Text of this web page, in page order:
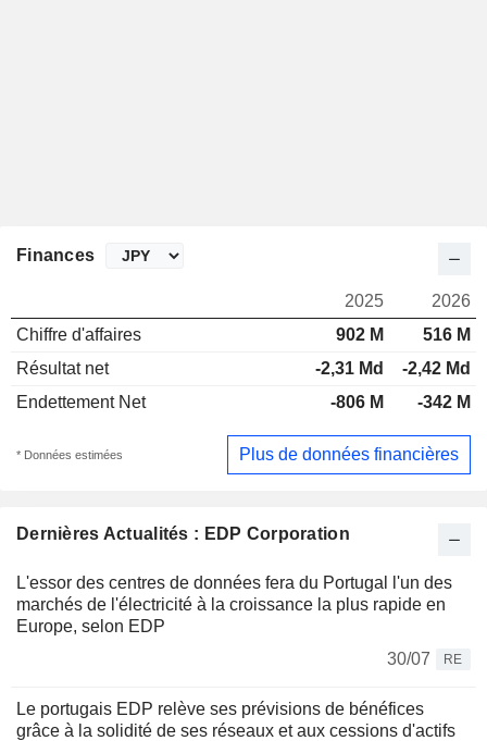
Dernières Actualités : EDP Corporation
L'essor des centres de données fera du Portugal l'un des
marchés de l'électricité à la croissance la plus rapide en
Europe, selon EDP
30/07
RE
Le portugais EDP relève ses prévisions de bénéfices
grâce à la solidité de ses réseaux et aux cessions d'actifs
Finances
2025
2026
Chiffre d'affaires
902 M
516 M
Résultat net
-2,31 Md
-2,42 Md
Endettement Net
-806 M -342 M
* Données estimées Plus de données financières